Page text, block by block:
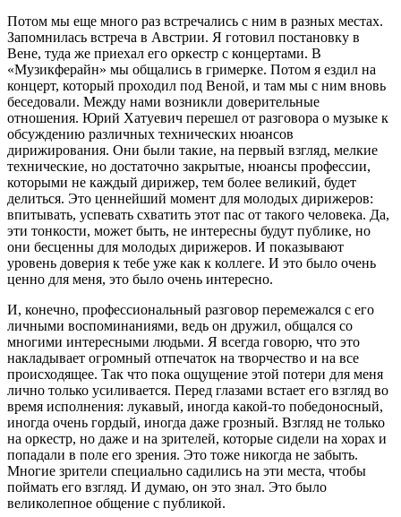
Потом мы еще много раз встречались с ним в разных местах.
Запомнилась встреча в Австрии. Я готовил постановку в
Вене, туда же приехал его оркестр с концертами. В
«Музикферайн» мы общались в гримерке. Потом я ездил на
концерт, который проходил под Веной, и там мы с ним вновь
беседовали. Между нами возникли доверительные
отношения. Юрий Хатуевич перешел от разговора о музыке к
обсуждению различных технических нюансов
дирижирования. Они были такие, на первый взгляд, мелкие
технические, но достаточно закрытые, нюансы профессии,
которыми не каждый дирижер, тем более великий, будет
делиться. Это ценнейший момент для молодых дирижеров:
впитывать, успевать схватить этот пас от такого человека. Да,
эти тонкости, может быть, не интересны будут публике, но
они бесценны для молодых дирижеров. И показывают
уровень доверия к тебе уже как к коллеге. И это было очень
ценно для меня, это было очень интересно.
И, конечно, профессиональный разговор перемежался с его
личными воспоминаниями, ведь он дружил, общался со
многими интересными людьми. Я всегда говорю, что это
накладывает огромный отпечаток на творчество и на все
происходящее. Так что пока ощущение этой потери для меня
лично только усиливается. Перед глазами встает его взгляд во
время исполнения: лукавый, иногда какой-то победоносный,
иногда очень гордый, иногда даже грозный. Взгляд не только
на оркестр, но даже и на зрителей, которые сидели на хорах и
попадали в поле его зрения. Это тоже никогда не забыть.
Многие зрители специально садились на эти места, чтобы
поймать его взгляд. И думаю, он это знал. Это было
великолепное общение с публикой.